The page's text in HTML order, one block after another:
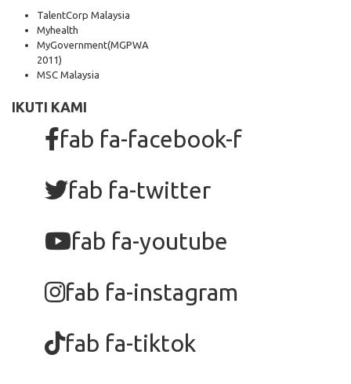
TalentCorp Malaysia
Myhealth
MyGovernment(MGPWA
2011)
MSC Malaysia
IKUTI KAMI
fab fa-facebook-f
fab fa-twitter
fab fa-youtube
fab fa-instagram
fab fa-tiktok